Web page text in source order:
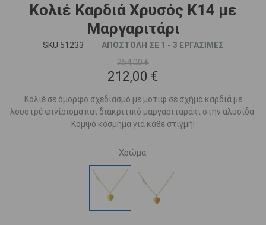
Κολιέ Καρδιά Χρυσός Κ14 με
Μαργαριτάρι
SKU 51233
ΑΠΟΣΤΟΛΗ ΣΕ 1 - 3 ΕΡΓΑΣΙΜΕΣ
254,00 €
212,00 €
Κολιέ σε όμορφο σχεδιασμό με μοτίφ σε σχήμα καρδιά με
λουστρέ φινίρισμα και διακριτικό μαργαριταράκι στην αλυσίδα.
Κομψό κόσμημα για κάθε στιγμή!
Χρώμα: